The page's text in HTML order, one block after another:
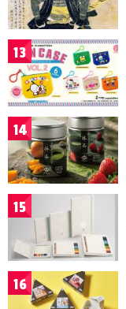
13
14
15
16